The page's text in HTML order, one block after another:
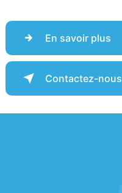
En savoir plus
Contactez-nous